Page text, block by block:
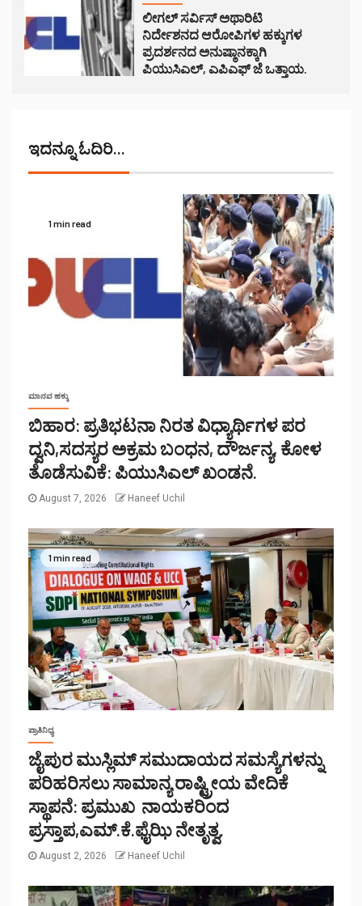
ಲೀಗಲ್ ಸರ್ವಿಸ್ ಅಥಾರಿಟಿ
ನಿರ್ದೇಶನದ ಆರೋಪಿಗಳ ಹಕ್ಕುಗಳ
ಪ್ರದರ್ಶನದ ಅನುಷ್ಠಾನಕ್ಕಾಗಿ
ಪಿಯುಸಿಎಲ್, ಎಪಿಎಫ್ ಜೆ ಒತ್ತಾಯ.
ಇದನ್ನೂ ಓದಿರಿ...
1 min read
ಮಾನವ ಹಕ್ಕು
ಬಿಹಾರ: ಪ್ರತಿಭಟನಾ ನಿರತ ವಿಧ್ಯಾರ್ಥಿಗಳ ಪರ
ದ್ವನಿ,ಸದಸ್ಯರ ಅಕ್ರಮ ಬಂಧನ, ದೌರ್ಜನ್ಯ, ಕೋಳ
ತೊಡೆಸುವಿಕೆ: ಪಿಯುಸಿಎಲ್ ಖಂಡನೆ.
August 7, 2026 Haneef Uchil
1 min read
ಪ್ರಾತಿನಿಧ್ಯ
ಜೈಪುರ ಮುಸ್ಲಿಮ್ ಸಮುದಾಯದ ಸಮಸ್ಯೆಗಳನ್ನು
ಪರಿಹರಿಸಲು ಸಾಮಾನ್ಯ ರಾಷ್ಟ್ರೀಯ ವೇದಿಕೆ
ಸ್ಥಾಪನೆ: ಪ್ರಮುಖ ನಾಯಕರಿಂದ
ಪ್ರಸ್ತಾಪ,ಎಮ್.ಕೆ.ಫೈಝಿ ನೇತೃತ್ವ.
August 2, 2026 Haneef Uchil